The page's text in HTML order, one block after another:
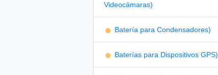
Videocámaras)
Batería para Condensadores)
Baterías para Dispositivos GPS)